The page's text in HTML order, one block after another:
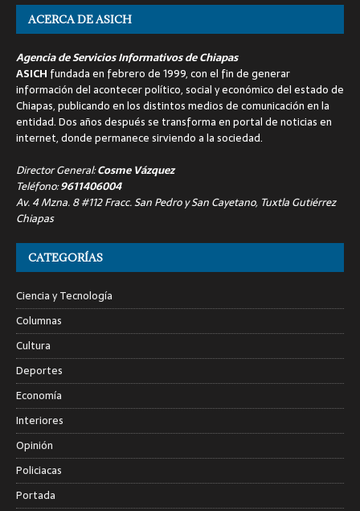
ACERCA DE ASICH
Agencia de Servicios Informativos de Chiapas
ASICH fundada en febrero de 1999, con el fin de generar
información del acontecer político, social y económico del estado de
Chiapas, publicando en los distintos medios de comunicación en la
entidad. Dos años después se transforma en portal de noticias en
internet, donde permanece sirviendo a la sociedad.
Director General:Cosme Vázquez
Teléfono:9611406004
Av. 4 Mzna. 8 #112 Fracc. San Pedro y San Cayetano, Tuxtla Gutiérrez
Chiapas
CATEGORÍAS
Ciencia y Tecnología
Columnas
Cultura
Deportes
Economía
Interiores
Opinión
Policiacas
Portada